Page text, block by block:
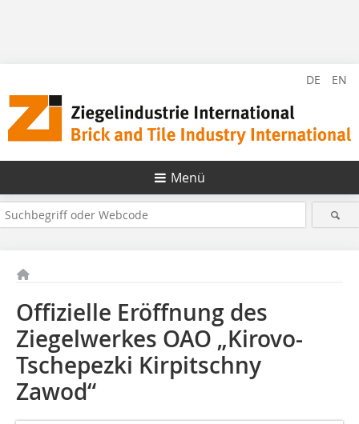
DE EN
Menü
Offizielle Eröffnung des
Ziegelwerkes OAO „Kirovo-
Tschepezki Kirpitschny
Zawod“